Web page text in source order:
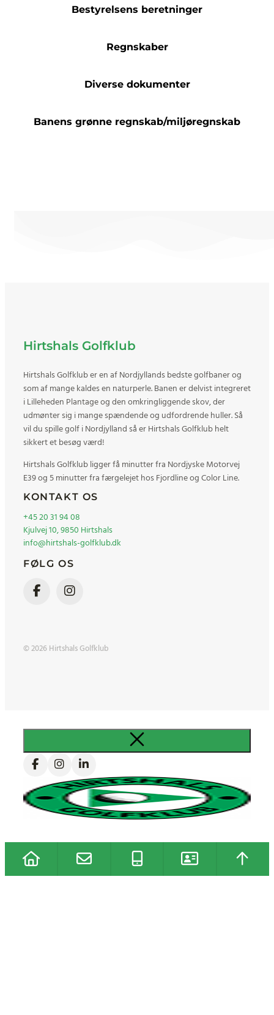
Bestyrelsens beretninger
Regnskaber
Diverse dokumenter
Banens grønne regnskab/miljøregnskab
Hirtshals Golfklub
HirtshalsGolfklub er en af Nordjyllands bedste golfbaner og
som af mange kaldes en naturperle. Banen er delvist integreret
i Lilleheden Plantage og den omkringliggende skov, der
udmønter sig i mange spændende og udfordrende huller. Så
vil du spille golf i Nordjylland så er Hirtshals Golfklub helt
sikkert et besøg værd!
Hirtshals Golfklub ligger få minutter fra Nordjyske Motorvej
E39 og 5 minutter fra færgelejet hos Fjordline og Color Line.
KONTAKT OS
+45 20 31 94 08
Kjulvej 10, 9850 Hirtshals
info@hirtshals-golfklub.dk
FØLG OS
© 2026 Hirtshals Golfklub